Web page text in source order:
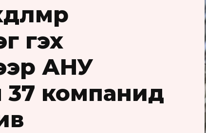
гэх
АНУ
компанид